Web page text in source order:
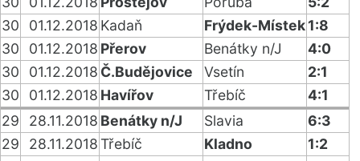
30
01.12.2018 Kadaň Frýdek-Místek1:8
30
01.12.2018 Přerov Benátky n/J
4:0
30
01.12.2018 Č.Budějovice Vsetín
2:1
30
01.12.2018 Havířov Třebíč
4:1
29
28.11.2018 Benátky n/J Slavia
6:3
29
28.11.2018Třebíč Kladno
1:2